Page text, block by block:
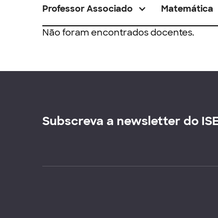
Professor Associado Matemática
Não foram encontrados docentes.
Subscreva a newsletter do